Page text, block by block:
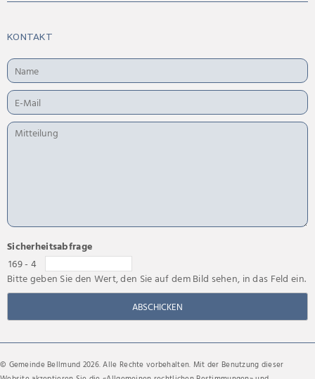
KONTAKT
Sicherheitsabfrage
169 - 4
Bitte geben Sie den Wert, den Sie auf dem Bild sehen, in das Feld ein.
ABSCHICKEN
© Gemeinde Bellmund 2026. Alle Rechte vorbehalten. Mit der Benutzung dieser